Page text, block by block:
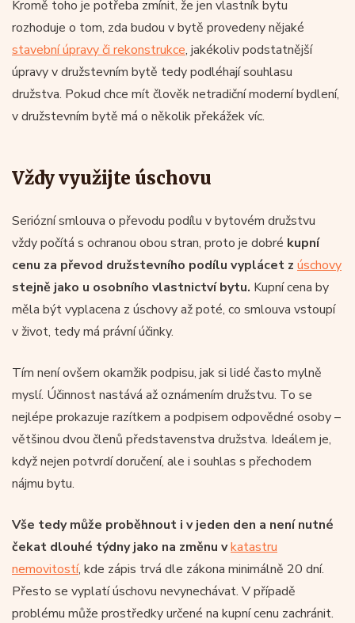
Kromě toho je potřeba zmínit, že jen vlastník bytu
rozhoduje o tom, zda budou v bytě provedeny nějaké
stavební úpravy či rekonstrukce, jakékoliv podstatnější
úpravy v družstevním bytě tedy podléhají souhlasu
družstva. Pokud chce mít člověk netradiční moderní bydlení,
v družstevním bytě má o několik překážek víc.
Vždy využijte úschovu
Seriózní smlouva o převodu podílu v bytovém družstvu
vždy počítá s ochranou obou stran, proto je dobré kupní
cenu za převod družstevního podílu vyplácet z úschovy
stejně jako u osobního vlastnictví bytu. Kupní cena by
měla být vyplacena z úschovy až poté, co smlouva vstoupí
v život, tedy má právní účinky.
Tím není ovšem okamžik podpisu, jak si lidé často mylně
myslí. Účinnost nastává až oznámením družstvu. To se
nejlépe prokazuje razítkem a podpisem odpovědné osoby –
většinou dvou členů představenstva družstva. Ideálem je,
když nejen potvrdí doručení, ale i souhlas s přechodem
nájmu bytu.
Vše tedy může proběhnout i v jeden den a není nutné
čekat dlouhé týdny jako na změnu vkatastru
nemovitostí, kde zápis trvá dle zákona minimálně 20 dní.
Přesto se vyplatí úschovu nevynechávat. V případě
problému může prostředky určené na kupní cenu zachránit.